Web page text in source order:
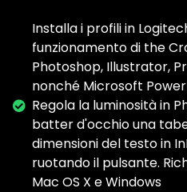
Installa i profili in
funzionamento di the
Photoshop, Illustrator,
nonché Microsoft
Regola la luminosità in
batter d'occhio una
dimensioni del testo in
ruotando il pulsante.
Mac OS X e Windows